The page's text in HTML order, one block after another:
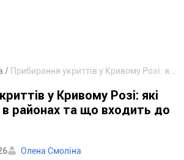
у Кривому Розі: які
районах та що входить до
Олена Смоліна